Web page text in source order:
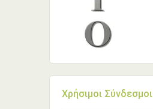
Χρήσιμοι Σύνδεσμοι